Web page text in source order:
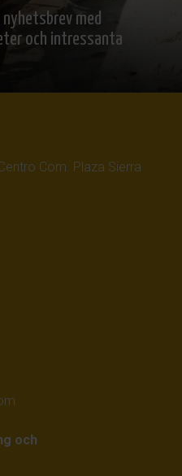
med
och intressanta
Com. Plaza Sierra
och